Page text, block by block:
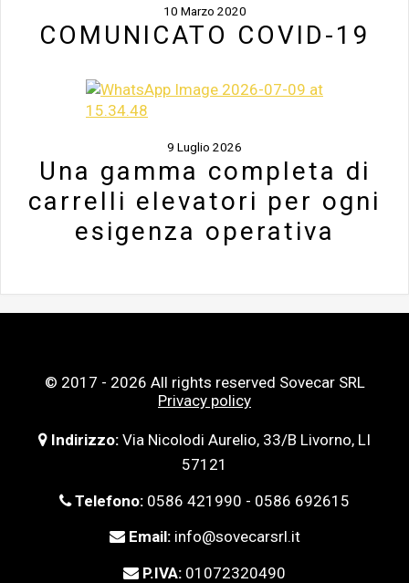
10 Marzo 2020
COMUNICATO COVID-19
9 Luglio 2026
Una gamma completa di
carrelli elevatori per ogni
esigenza operativa
© 2017 - 2026 All rights reserved Sovecar SRL
Privacy policy
Indirizzo: Via Nicolodi Aurelio, 33/B Livorno, LI
57121
Telefono: 0586 421990 - 0586 692615
Email: info@sovecarsrl.it
P.IVA: 01072320490